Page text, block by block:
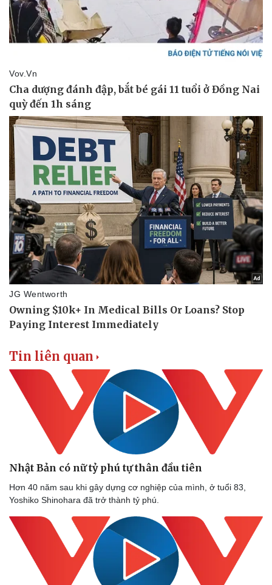
Thể thao
Bóng đá
Lịch thi đấu bóng đá
eSports
Ô tô
Xe máy
Tin liên quan
Nhật Bản có nữ tỷ phú tự thân đầu tiên
Hơn 40 năm sau khi gây dựng cơ nghiệp của mình, ở tuổi 83,
Yoshiko Shinohara đã trở thành tỷ phú.